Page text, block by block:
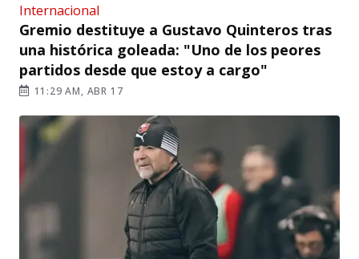
Internacional
Gremio destituye a Gustavo Quinteros tras
una histórica goleada: "Uno de los peores
partidos desde que estoy a cargo"
11:29 AM, ABR 17